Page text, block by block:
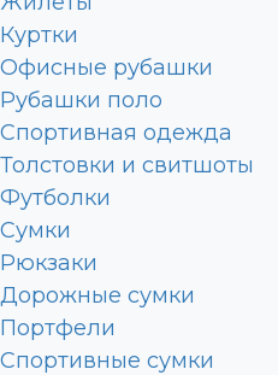
Куртки
Офисные рубашки
Рубашки поло
Спортивная одежда
Толстовки и свитшоты
Футболки
Сумки
Рюкзаки
Дорожные сумки
Портфели
Спортивные сумки